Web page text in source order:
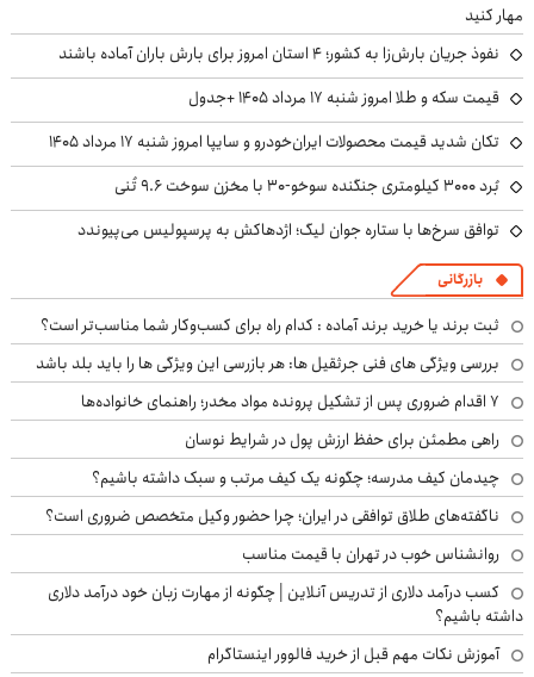
مهار کنید
نفوذ جریان بارش‌زا به کشور؛ ۴ استان امروز برای بارش باران آماده باشند
قیمت سکه و طلا امروز شنبه ۱۷ مرداد ۱۴۰۵ +جدول
تکان شدید قیمت محصولات ایران‌خودرو و سایپا امروز شنبه ۱۷ مرداد ۱۴۰۵
بُرد ۳۰۰۰ کیلومتری جنگنده سوخو-۳۰ با مخزن سوخت ۹.۶ تُنی
توافق سرخ‌ها با ستاره جوان لیگ؛ اژدهاکش به پرسپولیس می‌پیوندد
بازرگانی
ثبت برند یا خرید برند آماده : کدام راه برای کسب‌وکار شما مناسب‌تر است؟
بررسی ویژگی های فنی جرثقیل ها: هر بازرسی این ویژگی ها را باید بلد باشد
۷ اقدام ضروری پس از تشکیل پرونده مواد مخدر؛ راهنمای خانواده‌ها
راهی مطمئن برای حفظ ارزش پول در شرایط نوسان
چیدمان کیف مدرسه؛ چگونه یک کیف مرتب و سبک داشته باشیم؟
ناگفته‌های طلاق توافقی در ایران؛ چرا حضور وکیل متخصص ضروری است؟
روانشناس خوب در تهران با قیمت مناسب
کسب درآمد دلاری از تدریس آنلاین | چگونه از مهارت زبان خود درآمد دلاری
داشته باشیم؟
آموزش نکات مهم قبل از خرید فالوور اینستاگرام